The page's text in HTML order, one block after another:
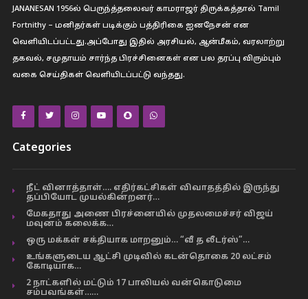
JANANESAN 1956ல் பெருந்த்தலைவர் காமராஜர் திருக்கத்தால் Tamil
Fortnithy – மனிதர்கள் படிக்கும் பத்திரிகை ஐனநேசன் என
வெளியிடப்பட்டது.அப்போது இதில் அரசியல், ஆன்மீகம், வரலாற்று
தகவல், சமுதாயம் சார்ந்த பிரச்சினைகள் என பல தரப்பு விரும்பும்
வகை செய்திகள் வெளியிடப்பட்டு வந்தது.
Categories
நீட் வினாத்தாள்…. எதிர்கட்சிகள் விவாதத்தில் இருந்து
தப்பியோட முயல்கின்றனர்…
மேகதாது அணை பிரச்னையில் முதலமைச்சர் விஜய்
மவுனம் கலைக்க…
ஒரு மக்கள் சக்தியாக மாறனும்… “வீ த லீடர்ஸ்”…
உங்களுடைய ஆட்சி முடிவில் கடன்தொகை 20 லட்சம்
கோடியாக…
2 நாட்களில் மட்டும் 17 பாலியல் வன்கொடுமை
சம்பவங்கள்……